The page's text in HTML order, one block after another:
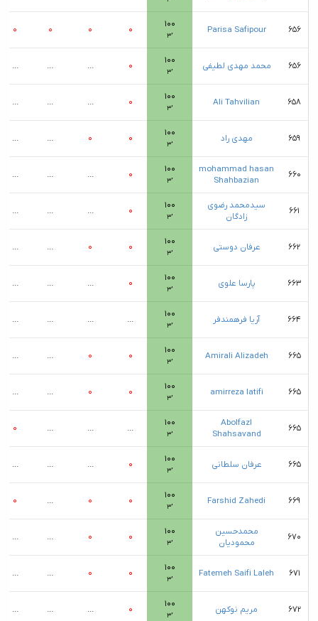
۶۵۶ Parisa Safipour ۱۰۰
۳′
۰ ۰ ۰ ۰
۶۵۶ محمد مهدی لطیفی ۱۰۰
۳′
۰ ...
...
...
۶۵۸ Ali Tahvilian ۱۰۰
۳′
۰ ...
...
...
۶۵۹ مهدی راد ۱۰۰
۳′
۰ ۰ ...
...
۶۶۰
mohammad hasan
Shahbazian
۱۰۰
۳′
۰ ...
...
...
۶۶۱
سیدمحمد رضوی
زادگان
۱۰۰
۳′
۰ ...
...
...
۶۶۲ عرفان دوستی ۱۰۰
۳′
۰ ۰ ...
...
۶۶۳ پارسا علوی ۱۰۰
۳′
۰ ...
...
...
۶۶۴ آریا فرهمندفر ۱۰۰
۳′
...
...
...
...
۶۶۵ Amirali Alizadeh ۱۰۰
۳′
۰ ۰ ...
...
۶۶۵ amirreza latifi ۱۰۰
۳′
۰ ۰ ...
...
۶۶۵
Abolfazl
Shahsavand
۱۰۰
۳′
...
...
... ۰
۶۶۵ عرفان سلطانی ۱۰۰
۳′
۰ ...
...
...
۶۶۹ Farshid Zahedi ۱۰۰
۳′
۰ ۰ ... ۰
۶۷۰
محمدحسین
محمودیان
۱۰۰
۳′
۰ ۰ ...
...
۶۷۱ Fatemeh Saifi Laleh ۱۰۰
۳′
۰ ۰ ...
...
۶۷۲ مریم نوکهن ۱۰۰
۳′
۰ ...
...
...